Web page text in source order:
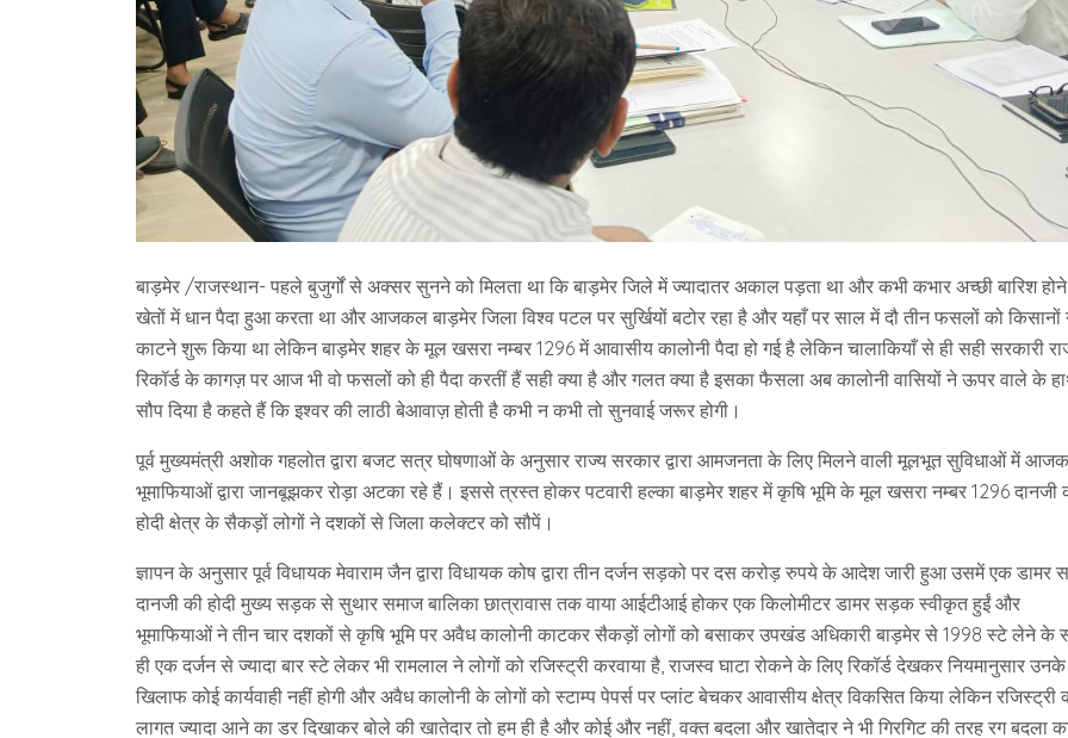
बाड़मेर /राजस्थान- पहले बुजुर्गों से अक्सर सुनने को मिलता था कि बाड़मेर जिले में ज्यादातर अकाल पड़ता था और कभी कभार अच्छी बारिश
खेतों में धान पैदा हुआ करता था और आजकल बाड़मेर जिला विश्व पटल पर सुर्खियों बटोर रहा है और यहाँ पर साल में दौ तीन फसलों को किसानों
काटने शुरू किया था लेकिन बाड़मेर शहर के मूल खसरा नम्बर 1296 में आवासीय कालोनी पैदा हो गई है लेकिन चालाकियाँ से ही सही सरकारी
रिकॉर्ड के कागज़ पर आज भी वो फसलों को ही पैदा करतीं हैं सही क्या है और गलत क्या है इसका फैसला अब कालोनी वासियों ने ऊपर वाले के
सौप दिया है कहते हैं कि इश्वर की लाठी बेआवाज़ होती है कभी न कभी तो सुनवाई जरूर होगी।
पूर्व मुख्यमंत्री अशोक गहलोत द्वारा बजट सत्र घोषणाओं के अनुसार राज्य सरकार द्वारा आमजनता के लिए मिलने वाली मूलभूत सुविधाओं में
भूमाफियाओं द्वारा जानबूझकर रोड़ा अटका रहे हैं‌। इससे त्रस्त होकर पटवारी हल्का बाड़मेर शहर में कृषि भूमि के मूल खसरा नम्बर 1296 दानजी
होदी क्षेत्र के सैकड़ों लोगों ने दशकों से जिला कलेक्टर को सौपें।
ज्ञापन के अनुसार पूर्व विधायक मेवाराम जैन द्वारा विधायक कोष द्वारा तीन दर्जन सड़को पर दस करोड़ रुपये के आदेश जारी हुआ उसमें एक डामर
दानजी की होदी मुख्य सड़क से सुथार समाज बालिका छात्रावास तक वाया आईटीआई होकर एक किलोमीटर डामर सड़क स्वीकृत हुईं और
भूमाफियाओं ने तीन चार दशकों से कृषि भूमि पर अवैध कालोनी काटकर सैकड़ों लोगों को बसाकर उपखंड अधिकारी बाड़मेर से 1998 स्टे लेने के
ही एक दर्जन से ज्यादा बार स्टे लेकर भी रामलाल ने लोगों को रजिस्ट्री करवाया है, राजस्व घाटा रोकने के लिए रिकॉर्ड देखकर नियमानुसार उनके
खिलाफ कोई कार्यवाही नहीं होगी और अवैध कालोनी के लोगों को स्टाम्प पेपर्स पर प्लांट बेचकर आवासीय क्षेत्र विकसित किया लेकिन रजिस्ट्री
लागत ज्यादा आने का डर दिखाकर बोले की खातेदार तो हम ही है और कोई और नहीं, वक्त बदला और खातेदार ने भी गिरगिट की तरह रग बदला